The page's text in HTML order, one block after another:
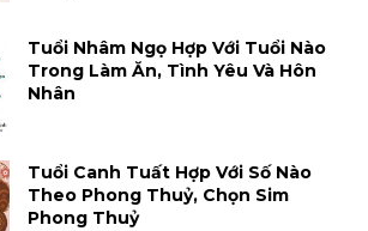
Tuổi Nhâm Ngọ Hợp Với Tuổi Nào
Trong Làm Ăn, Tình Yêu Và Hôn
Nhân
Tuổi Canh Tuất Hợp Với Số Nào
Theo Phong Thuỷ, Chọn Sim
Phong Thuỷ